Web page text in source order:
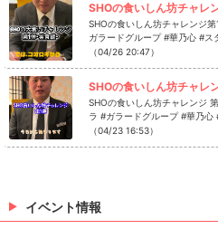
SHOの食いしん坊チャレ
SHOの食いしん坊チャレンジ第1弾-実食編- #
ガラードグループ #華乃心 #スタッフ募集 TikTokで記事を開く華乃
心のTikTokのフォローといい
（04/26 20:47）
SHOの食いしん坊チャレ
SHOの食いしん坊チャレンジ 第1弾！！
ラ #ガラードグループ #華乃心 #スタッフ募集 TikTokで記事を開く
華乃心のTikTokのフォローと
（04/23 16:53）
イベント情報